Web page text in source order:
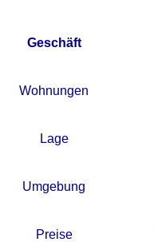
Geschäft
Wohnungen
Lage
Umgebung
Preise